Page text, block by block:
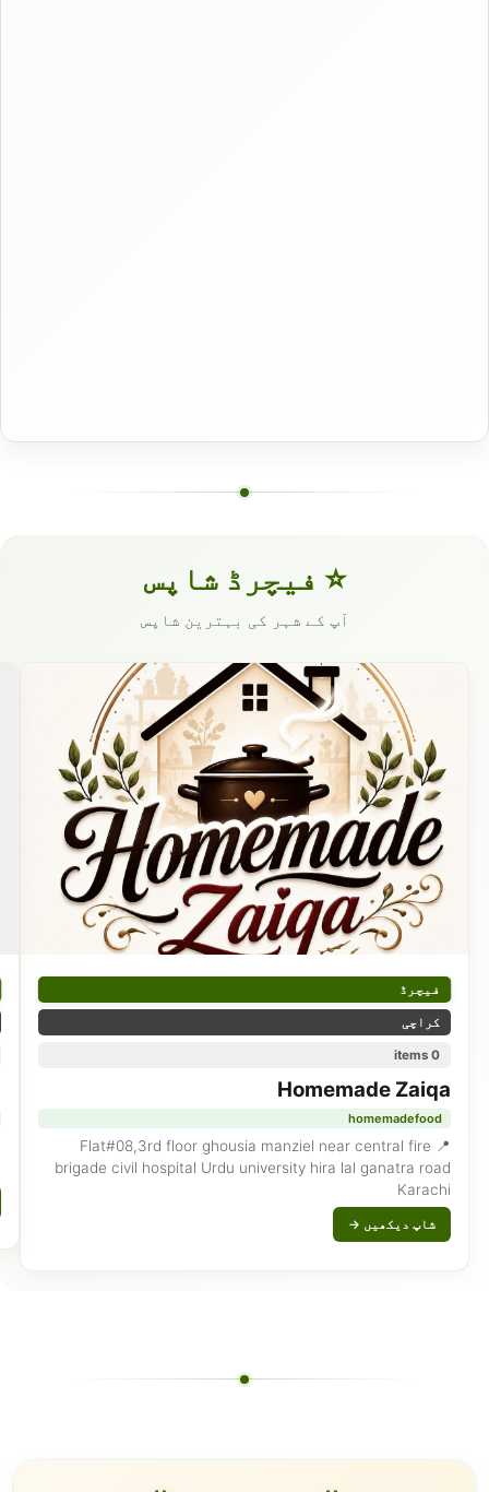
⭐ فیچرڈ شاپس
آپ کے شہر کی بہترین شاپس
فیچرڈ
کراچی
0 items
Homemade Zaiqa
homemadefood
📍 Flat#08,3rd floor ghousia manziel near central fire
brigade civil hospital Urdu university hira lal ganatra road
Karachi
شاپ دیکھیں →